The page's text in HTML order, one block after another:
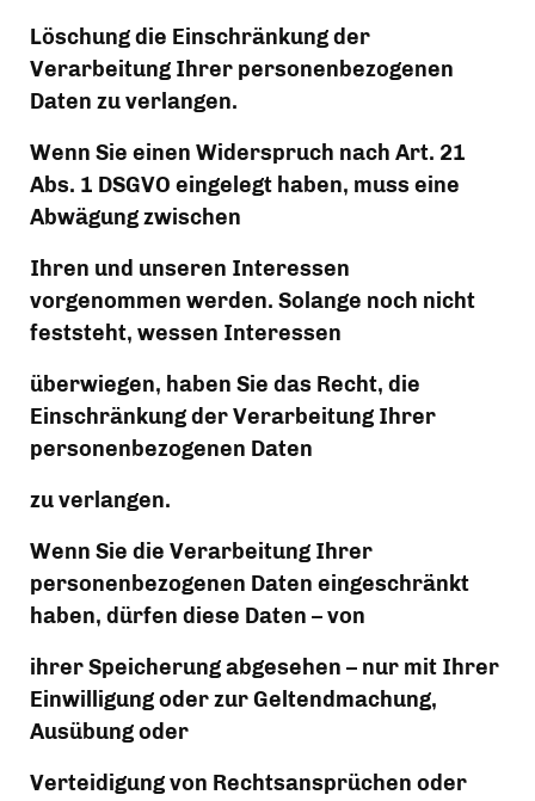
Löschung die Einschränkung der
Verarbeitung Ihrer personenbezogenen
Daten zu verlangen.
Wenn Sie einen Widerspruch nach Art. 21
Abs. 1 DSGVO eingelegt haben, muss eine
Abwägung zwischen
Ihren und unseren Interessen
vorgenommen werden. Solange noch nicht
feststeht, wessen Interessen
überwiegen, haben Sie das Recht, die
Einschränkung der Verarbeitung Ihrer
personenbezogenen Daten
zu verlangen.
Wenn Sie die Verarbeitung Ihrer
personenbezogenen Daten eingeschränkt
haben, dürfen diese Daten – von
ihrer Speicherung abgesehen – nur mit Ihrer
Einwilligung oder zur Geltendmachung,
Ausübung oder
Verteidigung von Rechtsansprüchen oder